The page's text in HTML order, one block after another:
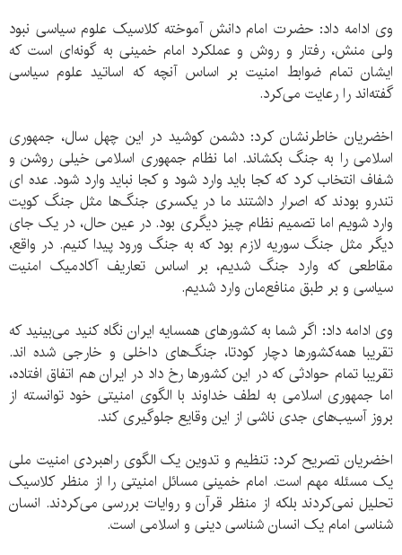
وی ادامه داد: حضرت امام دانش آموخته کلاسیک علوم سیاسی نبود
ولی منش، رفتار و روش و عملکرد امام خمینی به گونه‌ای است که
ایشان تمام ضوابط امنیت بر اساس آنچه که اساتید علوم سیاسی
گفته‌اند را رعایت می‌کرد.
اخضریان خاطرنشان کرد: دشمن کوشید در این چهل سال، جمهوری
اسلامی را به جنگ بکشاند. اما نظام جمهوری اسلامی خیلی روشن و
شفاف انتخاب کرد که کجا باید وارد شود و کجا نباید وارد شود. عده ای
تندرو بودند که اصرار داشتند ما در یکسری جنگ‌ها مثل جنگ کویت
وارد شویم اما تصمیم نظام چیز دیگری بود. در عین حال، در یک جای
دیگر مثل جنگ سوریه لازم بود که به جنگ ورود پیدا کنیم. در واقع،
مقاطعی که وارد جنگ شدیم، بر اساس تعاریف آکادمیک امنیت
سیاسی و بر طبق منافع‌مان وارد شدیم.
وی ادامه داد: اگر شما به کشورهای همسایه ایران نگاه کنید می‌بینید که
تقریبا همه‌کشورها دچار کودتا، جنگ‌های داخلی و خارجی شده اند.
تقریبا تمام حوادثی که در این کشورها رخ داد در ایران هم اتفاق افتاده،
اما جمهوری اسلامی به لطف خداوند با الگوی امنیتی خود توانسته از
بروز آسیب‌های جدی ناشی از این وقایع جلوگیری کند.
اخضریان تصریح کرد: تنظیم و تدوین یک الگوی راهبردی امنیت ملی
یک مسئله مهم است. امام خمینی مسائل امنیتی را از منظر کلاسیک
تحلیل نمی‌کردند بلکه از منظر قرآن و روایات بررسی می‌کردند. انسان
شناسی امام یک انسان شناسی دینی و اسلامی است.